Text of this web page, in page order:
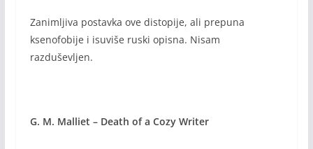
Zanimljiva postavka ove distopije, ali prepuna
ksenofobije i isuviše ruski opisna. Nisam
razduševljen.
G. M. Malliet – Death of a Cozy Writer